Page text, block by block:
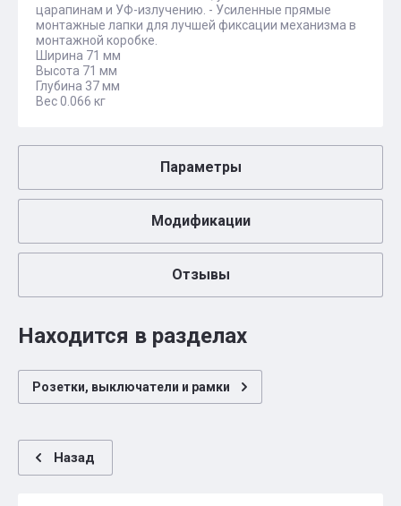
царапинам и УФ-излучению. - Усиленные прямые
монтажные лапки для лучшей фиксации механизма в
монтажной коробке.
Ширина 71 мм
Высота 71 мм
Глубина 37 мм
Вес 0.066 кг
Параметры
Модификации
Отзывы
Находится в разделах
Розетки, выключатели и рамки
Назад